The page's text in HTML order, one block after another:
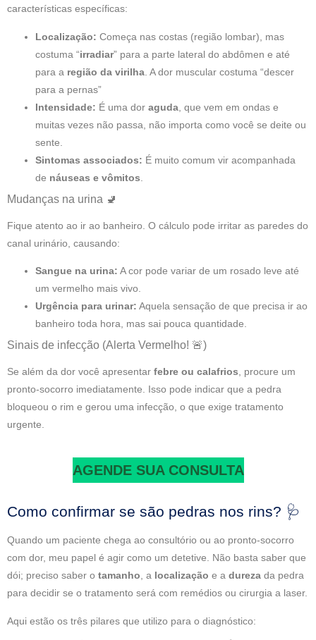
características específicas:
Localização: Começa nas costas (região lombar), mas
costuma “irradiar” para a parte lateral do abdômen e até
para a região da virilha . A dor muscular costuma “descer
para a pernas”
Intensidade: É uma dor aguda , que vem em ondas e
muitas vezes não passa, não importa como você se deite ou
sente.
Sintomas associados: É muito comum vir acompanhada
de náuseas e vômitos
Mudanças na urina 🚽
Fique atento ao ir ao banheiro. O cálculo pode irritar as paredes do
canal urinário, causando:
Sangue na urina: A cor pode variar de um rosado leve até
um vermelho mais vivo.
Urgência para urinar: Aquela sensação de que precisa ir ao
banheiro toda hora, mas sai pouca quantidade.
Sinais de infecção (Alerta Vermelho! 🚨)
Se além da dor você apresentar febre ou calafrios , procure um
pronto-socorro imediatamente. Isso pode indicar que a pedra
bloqueou o rim e gerou uma infecção, o que exige tratamento
urgente.
AGENDE SUA CONSULTA
Como confirmar se são pedras nos rins? 🩺
Quando um paciente chega ao consultório ou ao pronto-socorro
com dor, meu papel é agir como um detetive. Não basta saber que
dói; preciso saber o tamanho, a localização e a dureza da pedra
para decidir se o tratamento será com remédios ou cirurgia a laser.
Aqui estão os três pilares que utilizo para o diagnóstico: